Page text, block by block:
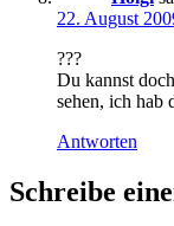
22. August
???
Du kannst
sehen, ich hab
Antworten
Schreibe